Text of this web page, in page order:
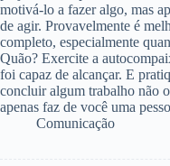
motivá-lo a fazer algo, mas
de agir. Provavelmente é
completo, especialmente
Quão? Exercite a
foi capaz de alcançar. E
concluir algum trabalho não
apenas faz de você uma
Comunicação